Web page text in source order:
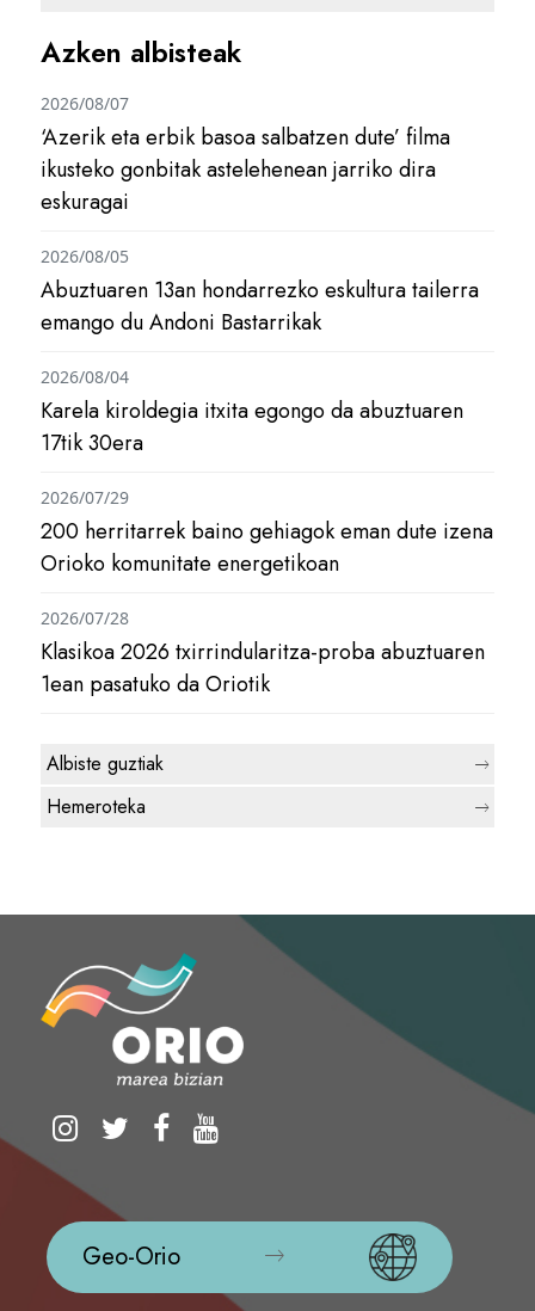
Azken albisteak
‘Azerik eta erbik basoa salbatzen dute’ filma
ikusteko gonbitak astelehenean jarriko dira
eskuragai
2026/08/07
Abuztuaren 13an hondarrezko eskultura tailerra
emango du Andoni Bastarrikak
2026/08/05
Karela kiroldegia itxita egongo da abuztuaren
17tik 30era
2026/08/04
200 herritarrek baino gehiagok eman dute izena
Orioko komunitate energetikoan
2026/07/29
Klasikoa 2026 txirrindularitza-proba abuztuaren
1ean pasatuko da Oriotik
2026/07/28
Albiste guztiak
Hemeroteka
Geo-Orio